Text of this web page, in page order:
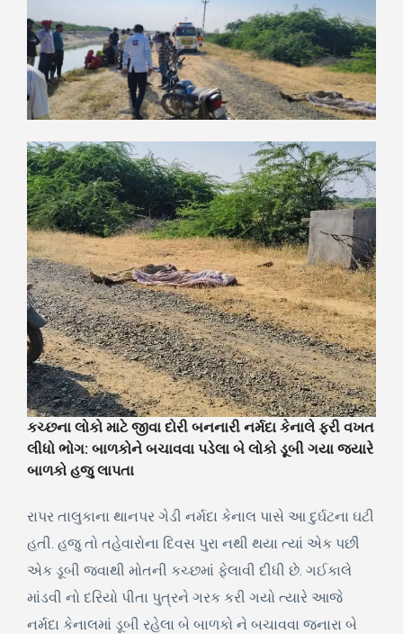
કચ્છના લોકો માટે જીવા દોરી બનનારી નર્મદા કેનાલે ફરી વખત
લીધો ભોગ: બાળકોને બચાવવા પડેલા બે લોકો ડૂબી ગયા જ્યારે
બાળકો હજુ લાપતા
રાપર તાલુકાના થાનપર ગેડી નર્મદા કેનાલ પાસે આ દુર્ઘટના ઘટી
હતી. હજુ તો તહેવારોના દિવસ પુરા નથી થયા ત્યાં એક પછી
એક ડૂબી જવાથી મોતની કચ્છમાં ફેલાવી દીધી છે. ગઈકાલે
માંડવી નો દરિયો પીતા પુત્રને ગરક કરી ગયો ત્યારે આજે
નર્મદા કેનાલમાં ડૂબી રહેલા બે બાળકો ને બચાવવા જનારા બે